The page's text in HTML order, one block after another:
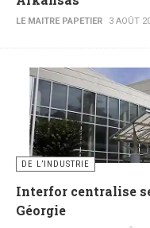
LE MAITRE PAPETIER 3 AOÛT
DE L’INDUSTRIE
Interfor centralise
Géorgie